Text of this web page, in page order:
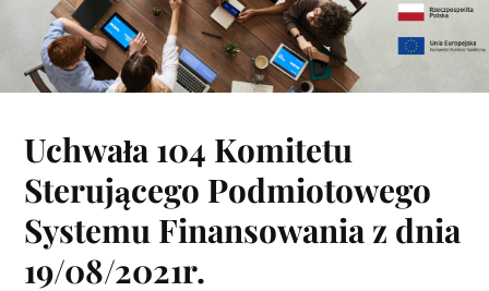
Uchwała 104 Komitetu
Sterującego Podmiotowego
Systemu Finansowania z dnia
19/08/2021r.